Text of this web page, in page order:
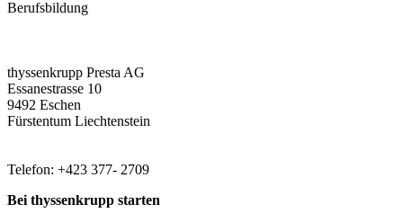
Berufsbildung
thyssenkrupp Presta AG
Essanestrasse 10
9492 Eschen
Fürstentum Liechtenstein
Telefon: +423 377- 2709
Bei thyssenkrupp starten